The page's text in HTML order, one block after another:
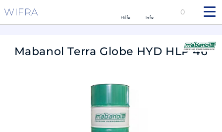
WIFRA Hilfe Info
0
Mabanol Terra Globe HYD HLP 46